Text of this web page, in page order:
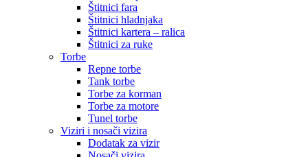
Štitnici fara
Štitnici hladnjaka
Štitnici kartera – ralica
Štitnici za ruke
Torbe
Repne torbe
Tank torbe
Torbe za korman
Torbe za motore
Tunel torbe
Viziri i nosači vizira
Dodatak za vizir